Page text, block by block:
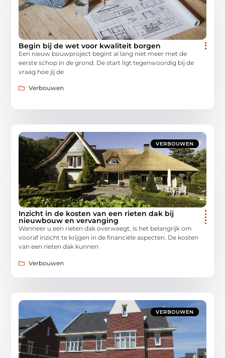
Begin bij de wet voor kwaliteit borgen
Een nieuw bouwproject begint al lang niet meer met de
eerste schop in de grond. De start ligt tegenwoordig bij de
vraag hoe jij de
Verbouwen
VERBOUWEN
Inzicht in de kosten van een rieten dak bij
nieuwbouw en vervanging
Wanneer u een rieten dak overweegt, is het belangrijk om
vooraf inzicht te krijgen in de financiële aspecten. De kosten
van een rieten dak kunnen
Verbouwen
VERBOUWEN